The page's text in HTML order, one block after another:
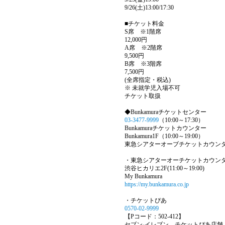
9/26(土)13:00/17:30
■チケット料金
S席 ※1階席
12,000円
A席 ※2階席
9,500円
B席 ※3階席
7,500円
(全席指定・税込)
※ 未就学児入場不可
チケット取扱
◆Bunkamuraチケットセンター
03-3477-9999 （10:00～17:30）
Bunkamuraチケットカウンター
Bunkamura1F（10:00～19:00）
東急シアターオーブチケットカウン
・東急シアターオーチケットカウン
渋谷ヒカリエ2F(11:00～19:00)
My Bunkamura
https://my.bunkamura.co.jp
・チケットぴあ
0570-02-9999
【Pコード：502-412】